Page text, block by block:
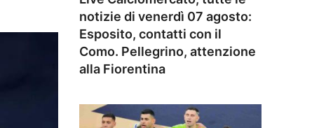
notizie di venerdì 07 agosto:
Esposito, contatti con il
Como. Pellegrino, attenzione
alla Fiorentina